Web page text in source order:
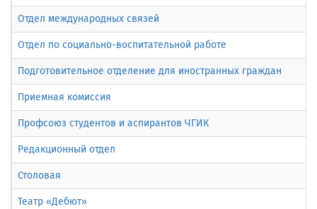
Отдел международных связей
Отдел по социально-воспитательной работе
Подготовительное отделение для иностранных граждан
Приемная комиссия
Профсоюз студентов и аспирантов ЧГИК
Редакционный отдел
Столовая
Театр «Дебют»